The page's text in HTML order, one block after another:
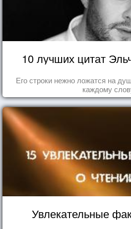
10 лучших цитат
Его строки нежно ложатся на
каждому
Увлекательные